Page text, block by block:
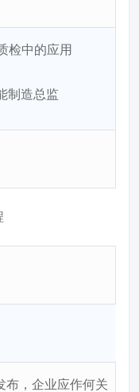
检中的应用
制造总监
布，企业应作何关